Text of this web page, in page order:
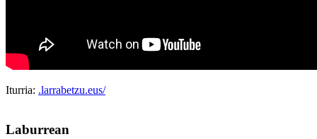
Iturria: .larrabetzu.eus/
Laburrean